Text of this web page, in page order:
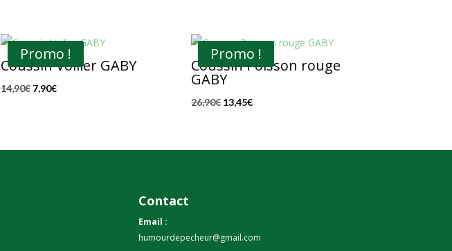
Promo !
Coussin Voilier GABY
14,90€ Le
7,90€Le
Promo !
Coussin Poisson rouge
GABY
26,90€ Le
13,45€Le
Contact
Email :
humourdepecheur@gmail.com